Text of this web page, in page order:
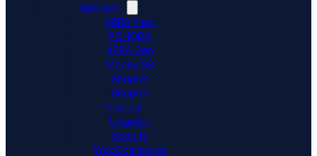
Aplikace
ABRA Flexi
POHODA
ABRA Gen
Money S3
Shoptet
Shoptet
Premium
Upgates
Shopify
WooCommerce